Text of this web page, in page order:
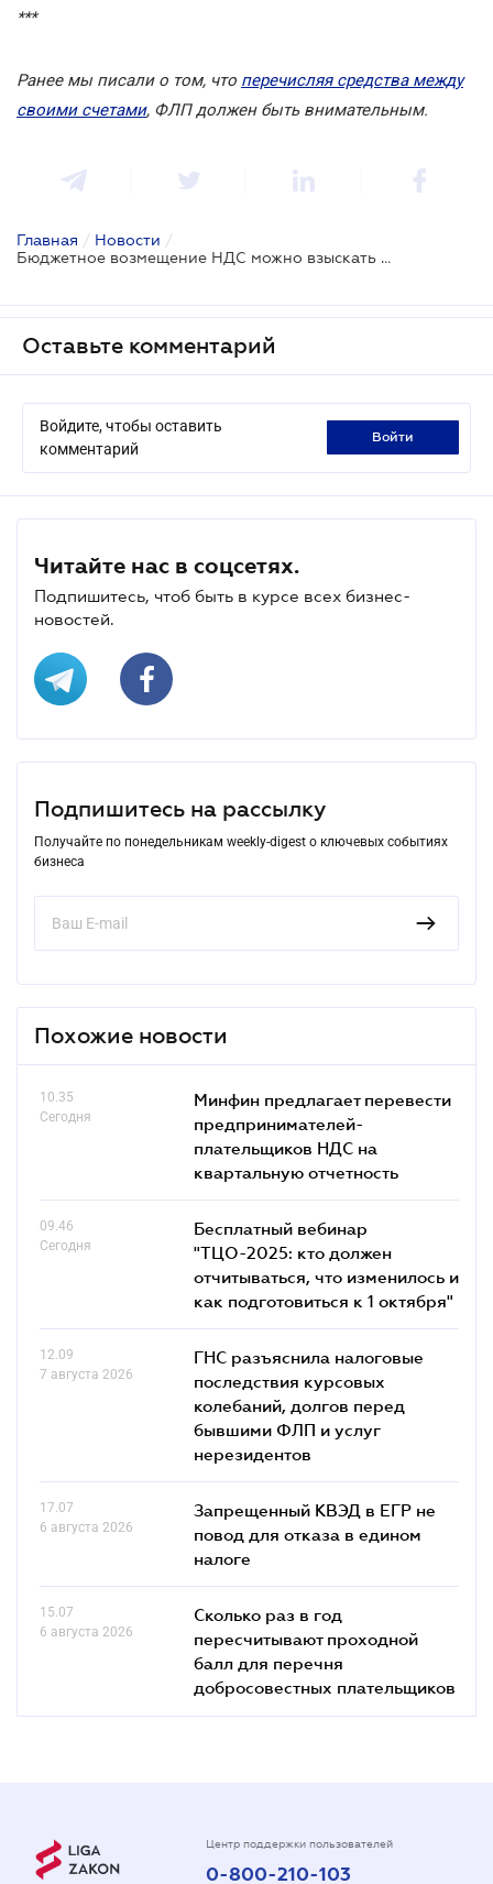
***
Ранее мы писали о том, что перечисляя средства между
своими счетами, ФЛП должен быть внимательным.
Главная / Новости /
Бюджетное возмещение НДС можно взыскать через суд
Оставьте комментарий
Войдите, чтобы оставить
комментарий
войти
Читайте нас в соцсетях.
Подпишитесь, чтоб быть в курсе всех бизнес-
новостей.
Подпишитесь на рассылку
Получайте по понедельникам weekly-digest о ключевых событиях
бизнеса
Похожие новости
10.35
Сегодня
Минфин предлагает перевести
предпринимателей-
плательщиков НДС на
квартальную отчетность
09.46
Сегодня
Бесплатный вебинар
"ТЦО-2025: кто должен
отчитываться, что изменилось и
как подготовиться к 1 октября"
12.09
7 августа 2026
ГНС разъяснила налоговые
последствия курсовых
колебаний, долгов перед
бывшими ФЛП и услуг
нерезидентов
17.07
6 августа 2026
Запрещенный КВЭД в ЕГР не
повод для отказа в едином
налоге
15.07
6 августа 2026
Сколько раз в год
пересчитывают проходной
балл для перечня
добросовестных плательщиков
Центр поддержки пользователей
0-800-210-103